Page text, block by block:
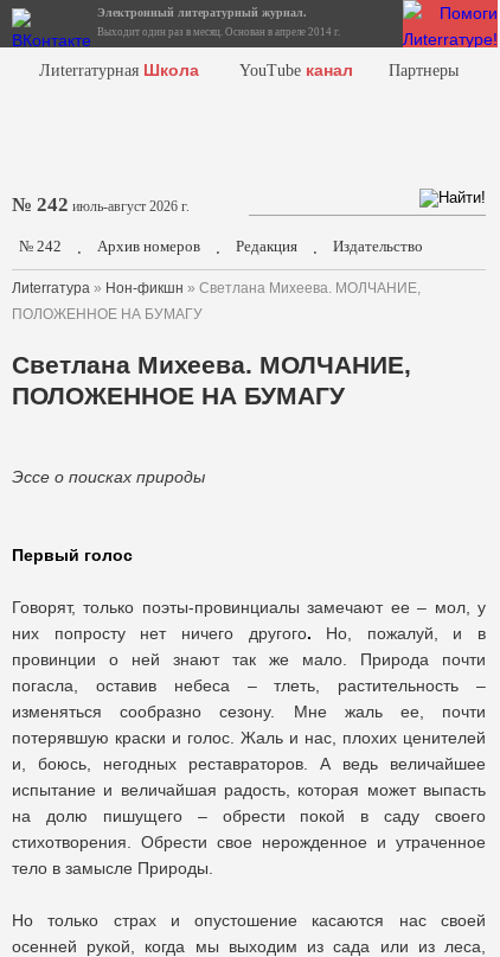
Электронный литературный журнал.
Выходит один раз в месяц. Основан в апреле 2014 г.
Лиterraтурная Школа YouTube канал Партнеры
№ 242 июль-август 2026 г.
№ 242 . Архив номеров . Редакция . Издательство
Лиterraтура » Нон-фикшн » Светлана Михеева. МОЛЧАНИЕ,
ПОЛОЖЕННОЕ НА БУМАГУ
Светлана Михеева. МОЛЧАНИЕ,
ПОЛОЖЕННОЕ НА БУМАГУ
Эссе о поисках природы
Первый голос
Говорят, только поэты-провинциалы замечают ее – мол, у
них попросту нет ничего другого. Но, пожалуй, и в
провинции о ней знают так же мало. Природа почти
погасла, оставив небеса – тлеть, растительность –
изменяться сообразно сезону. Мне жаль ее, почти
потерявшую краски и голос. Жаль и нас, плохих ценителей
и, боюсь, негодных реставраторов. А ведь величайшее
испытание и величайшая радость, которая может выпасть
на долю пишущего – обрести покой в саду своего
стихотворения. Обрести свое нерожденное и утраченное
тело в замысле Природы.
Но только страх и опустошение касаются нас своей
осенней рукой, когда мы выходим из cада или из леса,